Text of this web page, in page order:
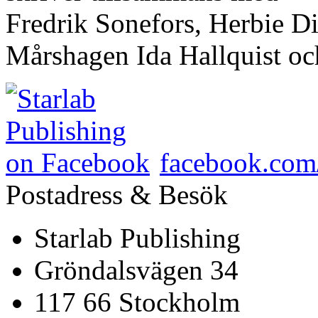
Fredrik Sonefors, Herbie
Mårshagen Ida Hallquist
Postadress & Besök
Starlab Publishing
Gröndalsvägen 34
117 66 Stockholm